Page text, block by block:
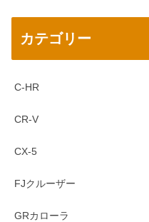
カテゴリー
C-HR
CR-V
CX-5
FJクルーザー
GRカローラ